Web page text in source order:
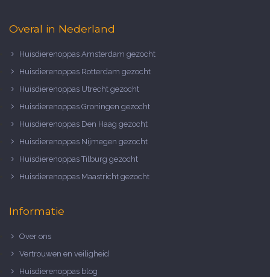
Overal in Nederland
Huisdierenoppas Amsterdam gezocht
Huisdierenoppas Rotterdam gezocht
Huisdierenoppas Utrecht gezocht
Huisdierenoppas Groningen gezocht
Huisdierenoppas Den Haag gezocht
Huisdierenoppas Nijmegen gezocht
Huisdierenoppas Tilburg gezocht
Huisdierenoppas Maastricht gezocht
Informatie
Over ons
Vertrouwen en veiligheid
Huisdierenoppas blog